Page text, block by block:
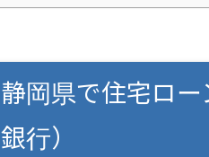
静岡県で住宅ロ
銀行）